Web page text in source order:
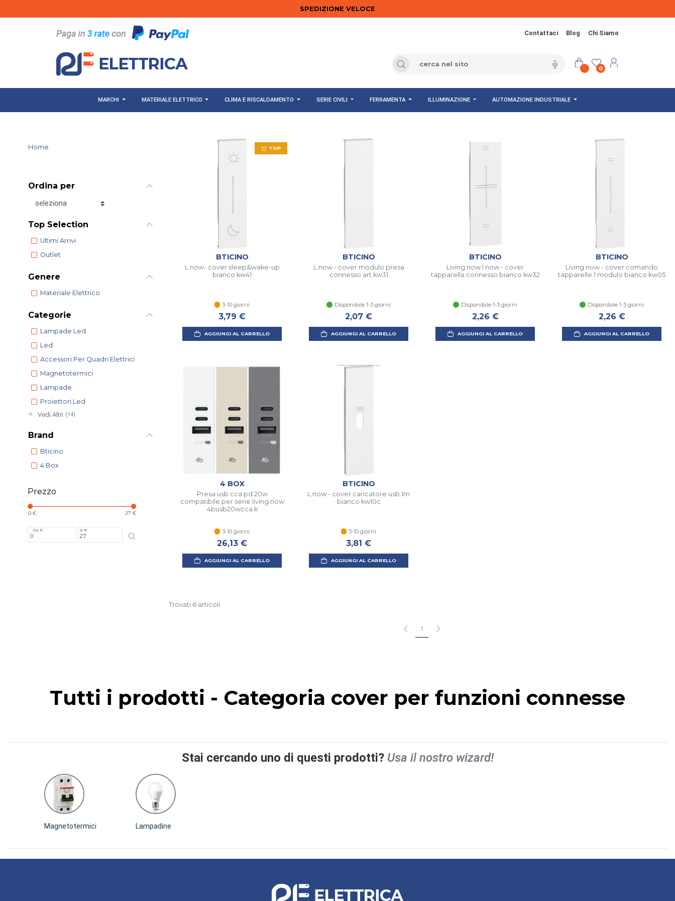
SPEDIZIONE VELOCE
Contattaci Blog Chi Siamo
0
MARCHI MATERIALE ELETTRICO CLIMA E RISCALDAMENTO SERIE CIVILI FERRAMENTA ILLUMINAZIONE AUTOMAZIONE INDUSTRIALE
Home
Ordina per
Ordina per
Top Selection
Ultimi Arrivi
Outlet
Genere
Materiale Elettrico
Categorie
Lampade Led
Led
Accessori Per Quadri Elettrici
Magnetotermici
Lampade
Proiettori Led
Vedi Altri (14)
Brand
Bticino
4 Box
Prezzo
0 € 27 €
Da € A €
TOP
BTICINO
L.now- cover sleep&wake-up
bianco kw41
3-10 giorni
3,79 €
AGGIUNGI AL CARRELLO
BTICINO
L.now - cover modulo presa
connesso art kw31
Disponibile 1-3 giorni
2,07 €
AGGIUNGI AL CARRELLO
BTICINO
Living now l.now - cover
tapparella connesso bianco kw32
Disponibile 1-3 giorni
2,26 €
AGGIUNGI AL CARRELLO
BTICINO
Living now - cover comando
tapparelle 1 modulo bianco kw05
Disponibile 1-3 giorni
2,26 €
AGGIUNGI AL CARRELLO
4 BOX
Presa usb cca pd 20w
compatibile per serie living now
4busb20wcca.k
3-10 giorni
26,13 €
AGGIUNGI AL CARRELLO
BTICINO
L.now - cover caricatore usb 1m
bianco kw10c
3-10 giorni
3,81 €
AGGIUNGI AL CARRELLO
Trovati 6 articoli
1
Tutti i prodotti - Categoria cover per funzioni connesse
Stai cercando uno di questi prodotti? Usa il nostro wizard!
Magnetotermici Lampadine